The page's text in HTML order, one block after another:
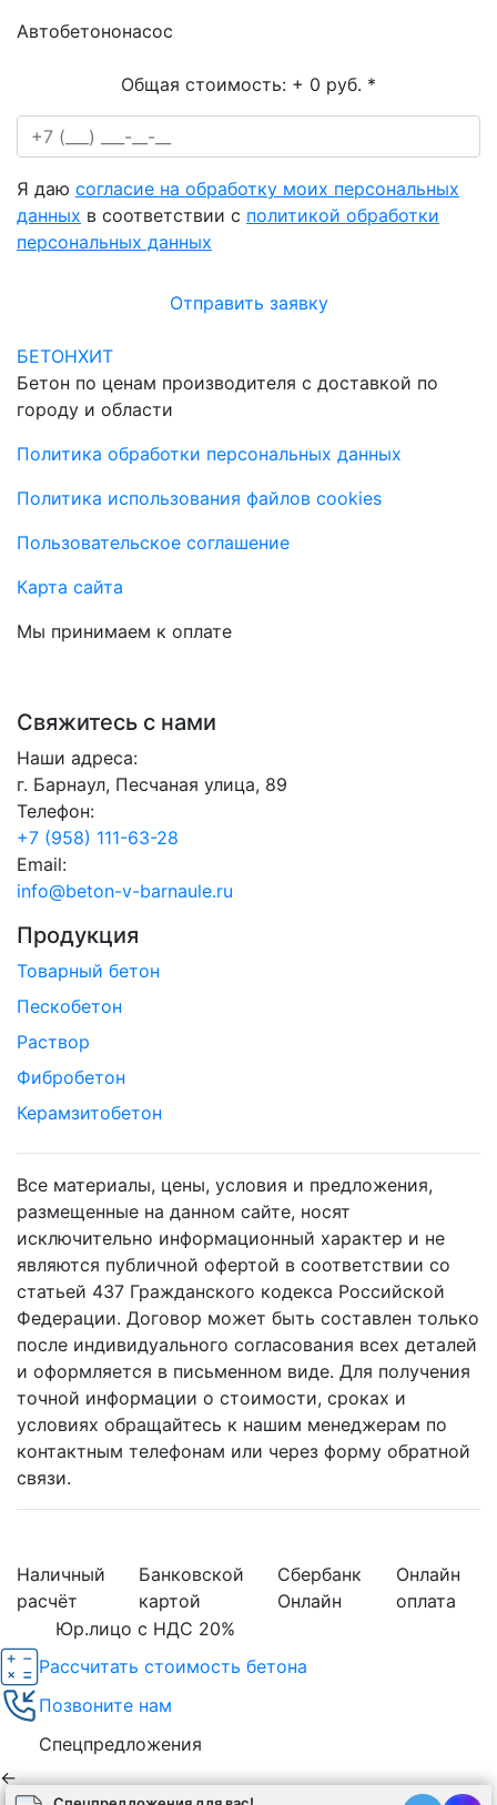
Автобетононасос
Общая стоимость: + 0 руб. *
Я даю согласие на обработку моих персональных
данных в соответствии с политикой обработки
персональных данных
Отправить заявку
БЕТОНХИТ
Бетон по ценам производителя с доставкой по
городу и области
Политика обработки персональных данных
Политика использования файлов cookies
Пользовательское соглашение
Карта сайта
Мы принимаем к оплате
Свяжитесь с нами
Наши адреса:
г. Барнаул, Песчаная улица, 89
Телефон:
+7 (958) 111-63-28
Email:
info@beton-v-barnaule.ru
Продукция
Товарный бетон
Пескобетон
Раствор
Фибробетон
Керамзитобетон
Все материалы, цены, условия и предложения,
размещенные на данном сайте, носят
исключительно информационный характер и не
являются публичной офертой в соответствии со
статьей 437 Гражданского кодекса Российской
Федерации. Договор может быть составлен только
после индивидуального согласования всех деталей
и оформляется в письменном виде. Для получения
точной информации о стоимости, сроках и
условиях обращайтесь к нашим менеджерам по
контактным телефонам или через форму обратной
связи.
Наличный
расчёт
Банковской
картой
Сбербанк
Онлайн
Онлайн
оплата
Юр.лицо с НДС 20%
Рассчитать стоимость бетона
Позвоните нам
Спецпредложения
←